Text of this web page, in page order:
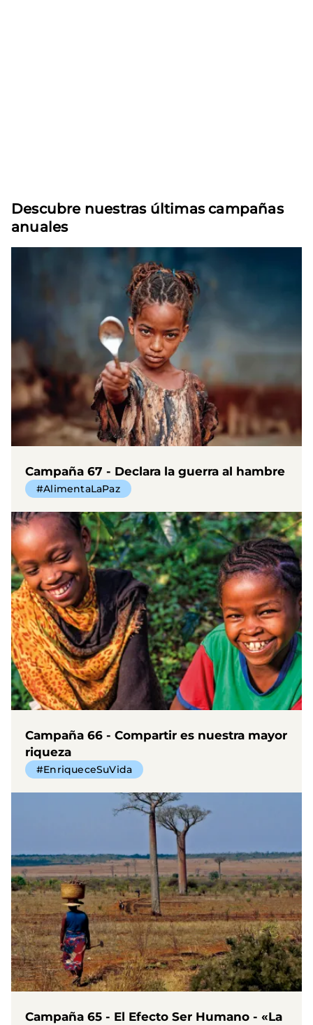
Descubre nuestras últimas campañas
anuales
Campaña 67 - Declara la guerra al hambre
#AlimentaLaPaz
Campaña 66 - Compartir es nuestra mayor
riqueza
#EnriqueceSuVida
Campaña 65 - El Efecto Ser Humano - «La